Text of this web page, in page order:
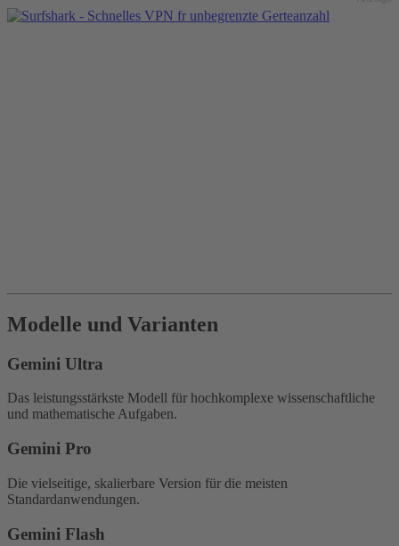
Modelle und Varianten
Gemini Ultra
Das leistungsstärkste Modell für hochkomplexe wissenschaftliche
und mathematische Aufgaben.
Gemini Pro
Die vielseitige, skalierbare Version für die meisten
Standardanwendungen.
Gemini Flash